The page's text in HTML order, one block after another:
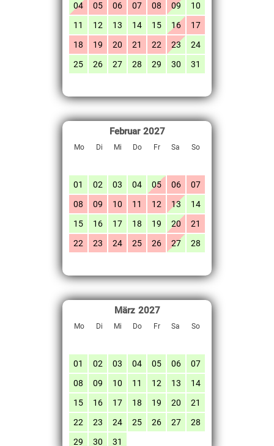
04
05 06 07 08 09
10
11
12 13 14 15 16
17
18
19 20 21 22 23
24
25
26 27 28 29 30 31
Februar 2027
Mo Di Mi Do Fr Sa So
01 02 03 04 05 06
07
08
09 10 11 12 13
14
15
16 17 18 19 20
21
22
23 24 25 26 27 28
März 2027
Mo Di Mi Do Fr Sa So
01 02 03 04 05 06
07
08
09 10 11 12 13
14
15
16 17 18 19 20
21
22
23 24 25 26 27
28
29
30 31